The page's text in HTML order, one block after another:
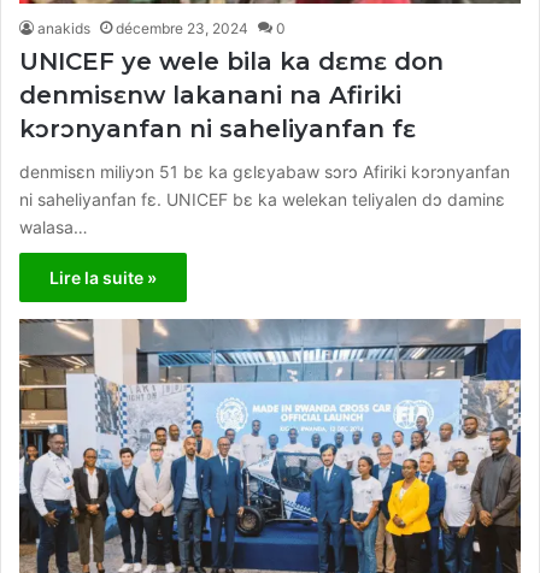
anakids décembre 23, 2024 0
UNICEF ye wele bila ka dɛmɛ don
denmisɛnw lakanani na Afiriki
kɔrɔnyanfan ni saheliyanfan fɛ
denmisɛn miliyɔn 51 bɛ ka gɛlɛyabaw sɔrɔ Afiriki kɔrɔnyanfan
ni saheliyanfan fɛ. UNICEF bɛ ka welekan teliyalen dɔ daminɛ
walasa…
Lire la suite »